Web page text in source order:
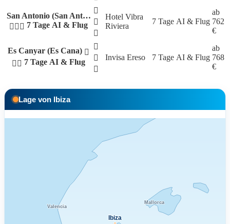
San Antonio (San Ant…
7 Tage AI & Flug
Hotel Vibra
Riviera
7 Tage AI & Flug
ab
762
€
Es Canyar (Es Cana)
7 Tage AI & Flug
Invisa Ereso 7 Tage AI & Flug
ab
768
€
Lage von Ibiza
Mallorca
Valencia
Ibiza